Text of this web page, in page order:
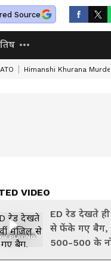
Source
Himanshi Khurana Murder
VIDEO
PLAYING
ED रेड देखते
से फेंके गए बैग,
500-500 के